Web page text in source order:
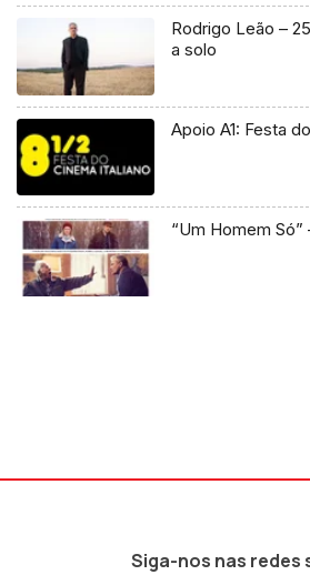
Rodrigo Leão –
a solo
Apoio A1: Festa
“Um Homem Só”
Siga-nos nas redes